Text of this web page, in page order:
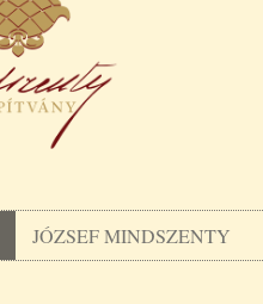
JÓZSEF MINDSZENTY